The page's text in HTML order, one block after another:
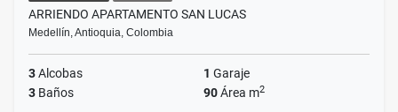
ARRIENDO APARTAMENTO SAN LUCAS
Medellín, Antioquia, Colombia
3Alcobas 1 Garaje
3 Baños 90Área m2